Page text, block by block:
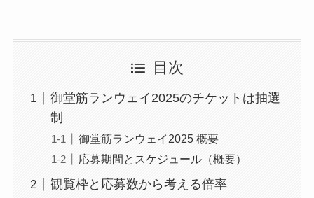
目次
御堂筋ランウェイ2025のチケットは抽選
制
御堂筋ランウェイ2025 概要
応募期間とスケジュール（概要）
観覧枠と応募数から考える倍率